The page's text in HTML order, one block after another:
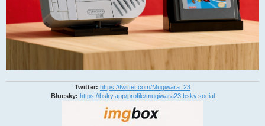
Twitter: https://twitter.com/Mugiwara_23
Bluesky: https://bsky.app/profile/mugiwara23.bsky.social